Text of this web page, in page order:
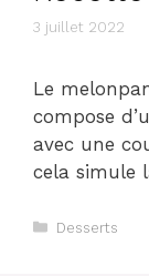
3 juillet 2022
Le
compose
avec une
cela simule
Catégories
Desserts